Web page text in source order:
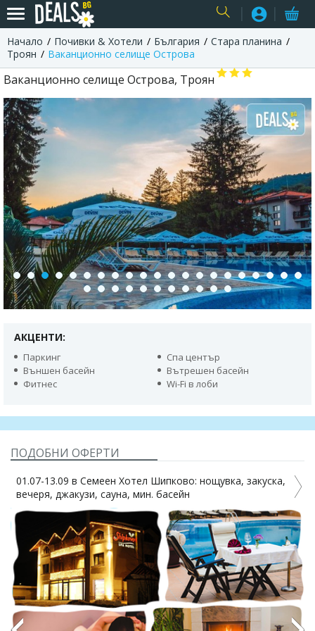
USER
Начало Почивки & Хотели България
Стара планина
Троян
Ваканционно селище Острова
Ваканционно селище Острова, Троян
АКЦЕНТИ:
Паркинг
Спа център
Външен басейн
Вътрешен басейн
Фитнес
Wi-Fi в лоби
ПОДОБНИ ОФЕРТИ
01.07-13.09 в Семеен Хотел Шипково: нощувка, закуска,
вечеря, джакузи, сауна, мин. басейн